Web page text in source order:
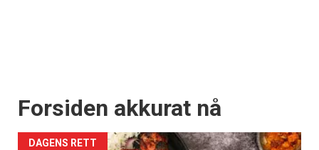
Forsiden akkurat nå
DAGENS RETT